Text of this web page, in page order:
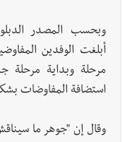
وبحسب المصدر
أبلغت الوفدين
مرحلة وبداية مرحلة
استضافة المفاوضات
وقال إن "جوهر ما